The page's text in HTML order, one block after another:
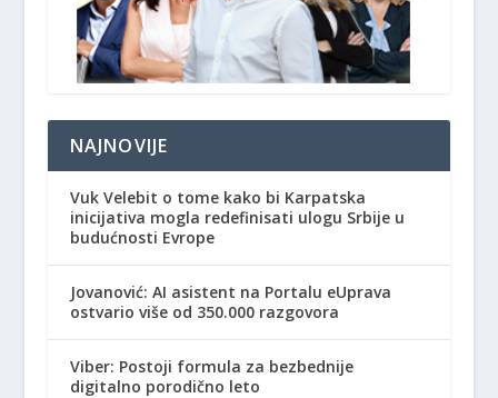
NAJNOVIJE
Vuk Velebit o tome kako bi Karpatska
inicijativa mogla redefinisati ulogu Srbije u
budućnosti Evrope
Jovanović: AI asistent na Portalu eUprava
ostvario više od 350.000 razgovora
Viber: Postoji formula za bezbednije
digitalno porodično leto